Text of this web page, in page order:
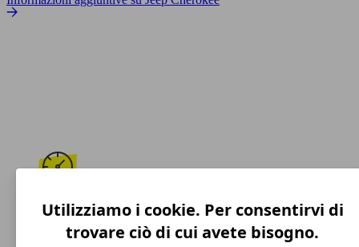
203 km/h
Velocità massima
Utilizziamo i cookie. Per consentirvi di
trovare ciò di cui avete bisogno.